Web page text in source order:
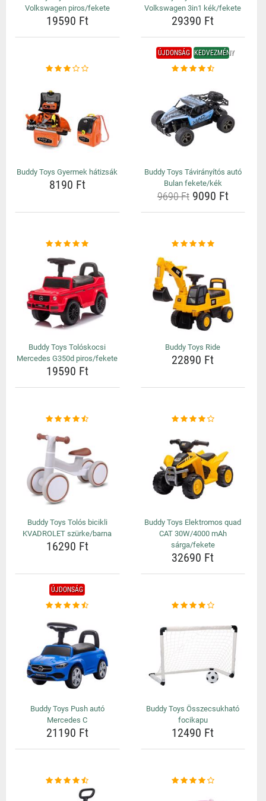
Volkswagen piros/fekete
19590 Ft
Volkswagen 3in1 kék/fekete
29390 Ft
Buddy Toys Gyermek hátizsák
8190 Ft
ÚJDONSÁG KEDVEZMÉNY
Buddy Toys Távirányítós autó
Bulan fekete/kék
9690 Ft9090 Ft
Buddy Toys Tolóskocsi
Mercedes G350d piros/fekete
19590 Ft
Buddy Toys Ride
22890 Ft
Buddy Toys Tolós bicikli
KVADROLET szürke/barna
16290 Ft
Buddy Toys Elektromos quad
CAT 30W/4000 mAh
sárga/fekete
32690 Ft
ÚJDONSÁG
Buddy Toys Push autó
Mercedes C
21190 Ft
Buddy Toys Összecsukható
focikapu
12490 Ft